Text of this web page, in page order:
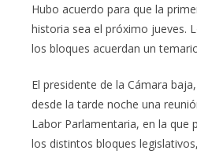
Hubo acuerdo para que la
historia sea el próximo jueves.
los bloques acuerdan un
El presidente de la Cámara baja,
desde la tarde noche una
Labor Parlamentaria, en la que
los distintos bloques